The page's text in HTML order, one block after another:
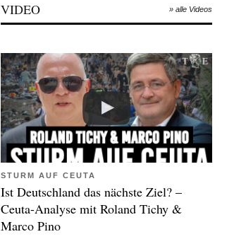
VIDEO » alle Videos
STURM AUF CEUTA
Ist Deutschland das nächste Ziel? –
Ceuta-Analyse mit Roland Tichy &
Marco Pino